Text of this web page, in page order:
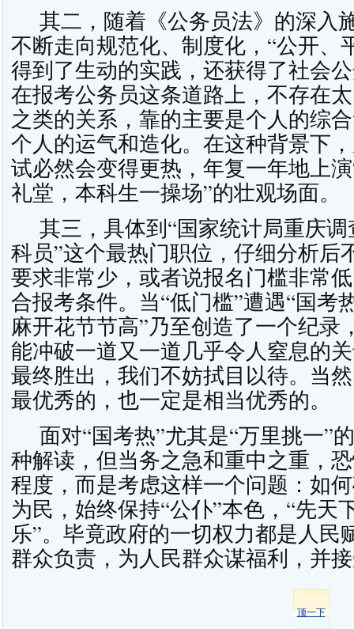
其二，随着《公务员法》的深入
不断走向规范化、制度化，“公开、
得到了生动的实践，还获得了社会
在报考公务员这条道路上，不存在
之类的关系，靠的主要是个人的综
个人的运气和造化。在这种背景下
试必然会变得更热，年复一年地上
礼堂，本科生一操场”的壮观场面。
其三，具体到“国家统计局重庆调
科员”这个最热门职位，仔细分析后
要求非常少，或者说报名门槛非常
合报考条件。当“低门槛”遭遇“国考
麻开花节节高”乃至创造了一个纪录
能冲破一道又一道几乎令人窒息的
最终胜出，我们不妨拭目以待。当
最优秀的，也一定是相当优秀的。
面对“国考热”尤其是“万里挑一”
种解读，但当务之急和重中之重，
程度，而是考虑这样一个问题：如
为民，始终保持“公仆”本色，“先天
乐”。毕竟政府的一切权力都是人民
群众负责，为人民群众谋福利，并
顶一下